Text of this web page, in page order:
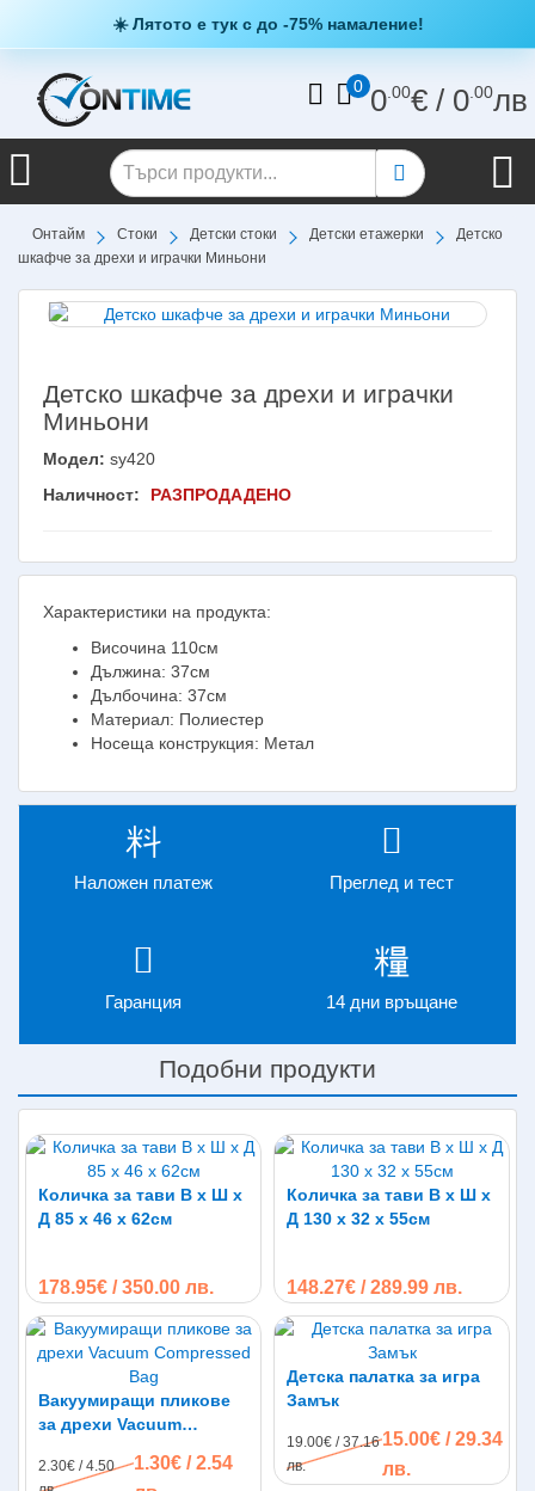
☀️ Лятото е тук с до -75% намаление!
0 0 .00€/ 0 .00лв
Онтайм Стоки Детски стоки Детски етажерки
Детско
шкафче за дрехи и играчки Миньони
Детско шкафче за дрехи и играчки
Миньони
Модел: sy420
Наличност:
РАЗПРОДАДЕНО
Характеристики на продукта:
Височина 110см
Дължина: 37см
Дълбочина: 37см
Материал: Полиестер
Носеща конструкция: Метал
Наложен платеж Преглед и тест
Гаранция 14 дни връщане
Подобни продукти
Количка за тави В х Ш х
Д 85 х 46 х 62см
178.95€ / 350.00 лв.
Количка за тави В х Ш х
Д 130 х 32 х 55см
148.27€ / 289.99 лв.
Вакуумиращи пликове
за дрехи Vacuum
2.30€ / 4.50
1.30€ / 2.54
Детска палатка за игра
Замък
19.00€ / 37.16
лв.
15.00€ / 29.34
лв.